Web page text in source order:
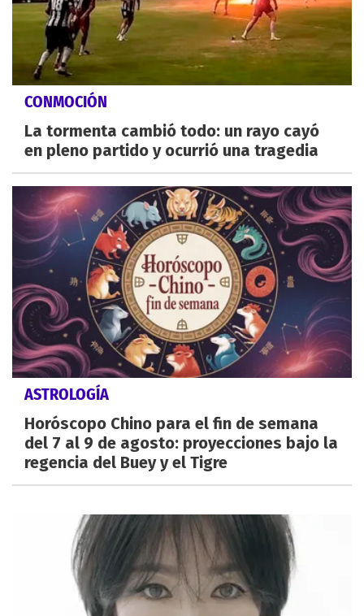
CONMOCIÓN
La tormenta cambió todo: un rayo cayó
en pleno partido y ocurrió una tragedia
ASTROLOGÍA
Horóscopo Chino para el fin de semana
del 7 al 9 de agosto: proyecciones bajo la
regencia del Buey y el Tigre